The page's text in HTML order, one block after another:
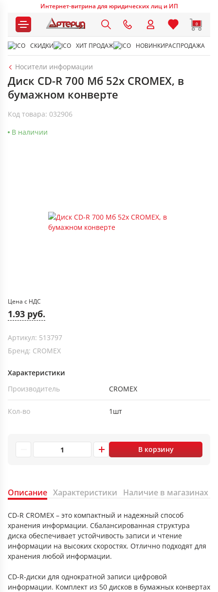
Интернет-витрина для юридических лиц и ИП
0
СКИДКИ ХИТ ПРОДАЖ НОВИНКИРАСПРОДАЖА
Носители информации
Диск CD-R 700 Мб 52х CROMEX, в
бумажном конверте
Код товара: 032906
В наличии
Цена с НДС
1.93 руб.
Артикул: 513797
Бренд: CROMEX
Характеристики
Производитель
CROMEX
Кол-во 1шт
В корзину
Описание Характеристики Наличие в магазинах
CD-R CROMEX – это компактный и надежный способ
хранения информации. Сбалансированная структура
диска обеспечивает устойчивость записи и чтение
информации на высоких скоростях. Отлично подходят для
хранения любой информации.
CD-R-диски для однократной записи цифровой
информации. Комплект из 50 дисков в бумажных конвертах